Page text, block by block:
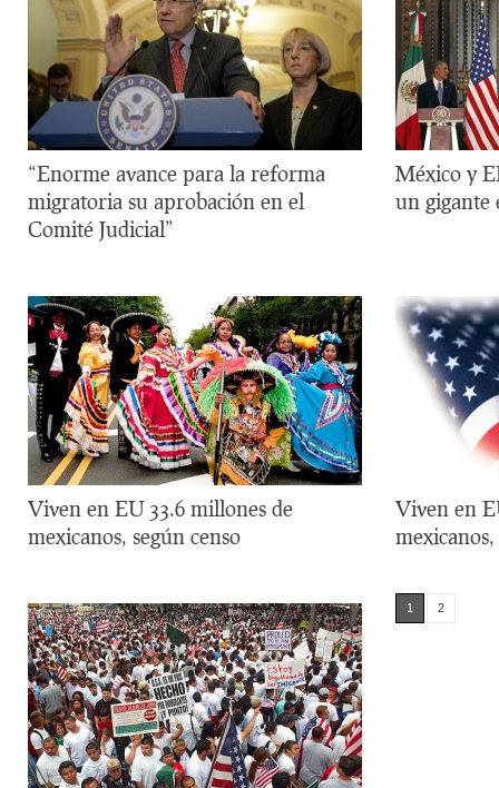
“Enorme avance para la reforma
migratoria su aprobación en el
Comité Judicial”
México y
un gigante
Viven en EU 33.6 millones de
mexicanos, según censo
Viven en
1 2